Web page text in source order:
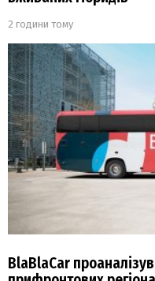
2 години тому
BlaBlaCar